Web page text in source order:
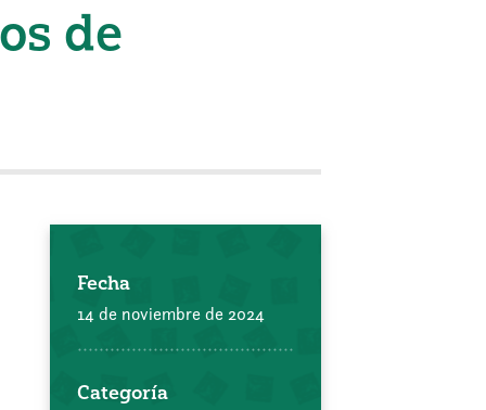
de
Fecha
14 de noviembre de 2024
Categoría